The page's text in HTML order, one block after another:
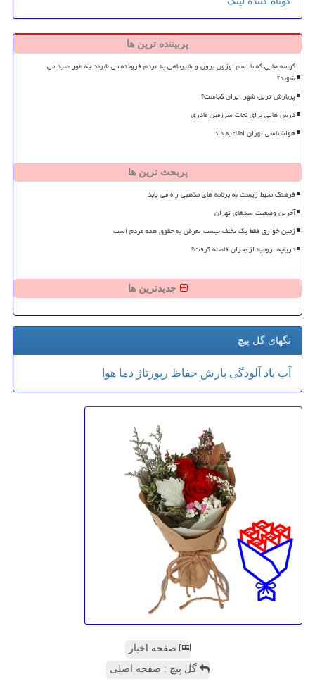
پربیننده ترین ها
کوسه هایی که با اسم اوزون برون و شیرماهی به مردم فروخته می شوند چه طور صید می
شوند؟
پربارش ترین شهر ایران کجاست؟
درس هایی برای نجات سرزمین مادری
هواشناسی تهران اطلاعیه داد
پربحث ترین ها
فرهنگ محیط زیست به برنامه های مذهبی راه می یابد
آخرین وضعیت سدهای تهران
زمین خواری فقط یک تخلف نیست تعرض به حقوق همه مردم است
دریاچه ارومیه از بحران فاصله گرفت؟
جدیدترین ها
تگهای گل پیچ
آب باد آلودگی بارش حفاظ رپورتاژ دما هوا
صفحه اخبار
گل پیچ : صفحه اصلی